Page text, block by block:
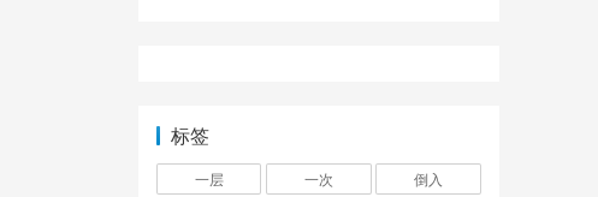
标签
一层 一次
倒入